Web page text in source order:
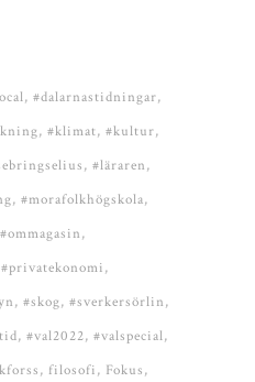
#dalarnastidningar
#klimat #kultur
#läraren
#morafolkhögskola
#ommagasin
#privatekonomi
#skog #sverkersörlin
#val2022 #valspecial
filosofi
Fokus